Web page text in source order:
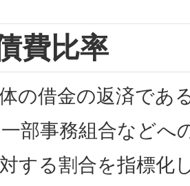
費比率
の借金の返済であ
部事務組合などへ
する割合を指標化